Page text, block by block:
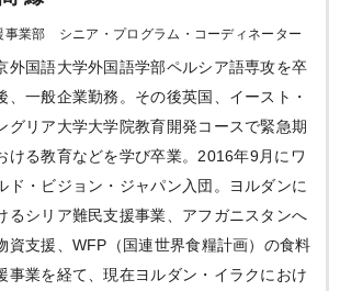
事業部 シニア・プログラム・コーディネーター
外国語大学外国語学部ペルシア語専攻を卒
、一般企業勤務。その後英国、イースト・
グリア大学大学院教育開発コースで緊急期
ける教育などを学び卒業。2016年9月にワ
ド・ビジョン・ジャパン入団。ヨルダンに
るシリア難民支援事業、アフガニスタンへ
資支援、WFP（国連世界食糧計画）の食料
事業を経て、現在ヨルダン・イラクにおけ